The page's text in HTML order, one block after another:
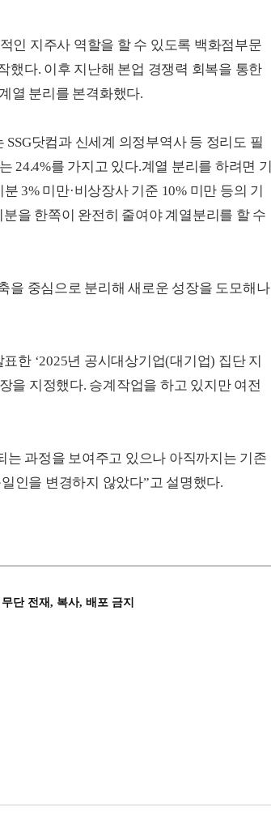
인 지주사 역할을 할 수 있도록 백화점부문
했다. 이후 지난해 본업 경쟁력 회복을 통한
열 분리를 본격화했다.
닷컴과 신세계 의정부역사 등 정리도 필
24.4%를 가지고 있다.계열 분리를 하려면 기
3% 미만·비상장사 기준 10% 미만 등의 기
을 한쪽이 완전히 줄여야 계열분리를 할 수
을 중심으로 분리해 새로운 성장을 도모해나
한 ‘2025년 공시대상기업(대기업) 집단 지
을 지정했다. 승계작업을 하고 있지만 여전
과정을 보여주고 있으나 아직까지는 기존
인을 변경하지 않았다”고 설명했다.
단 전재, 복사, 배포 금지